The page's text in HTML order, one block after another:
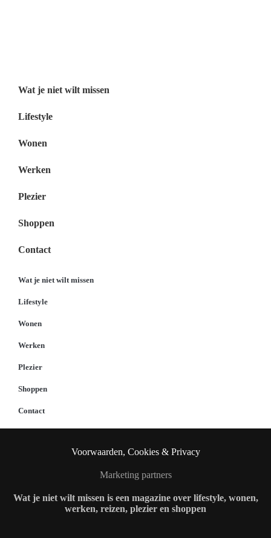
Wat je niet wilt missen
Lifestyle
Wonen
Werken
Plezier
Shoppen
Contact
Wat je niet wilt missen
Lifestyle
Wonen
Werken
Plezier
Shoppen
Contact
Voorwaarden, Cookies & Privacy
Marketing partners
Wat je niet wilt missen is een magazine over lifestyle, wonen,
werken, reizen, plezier en shoppen